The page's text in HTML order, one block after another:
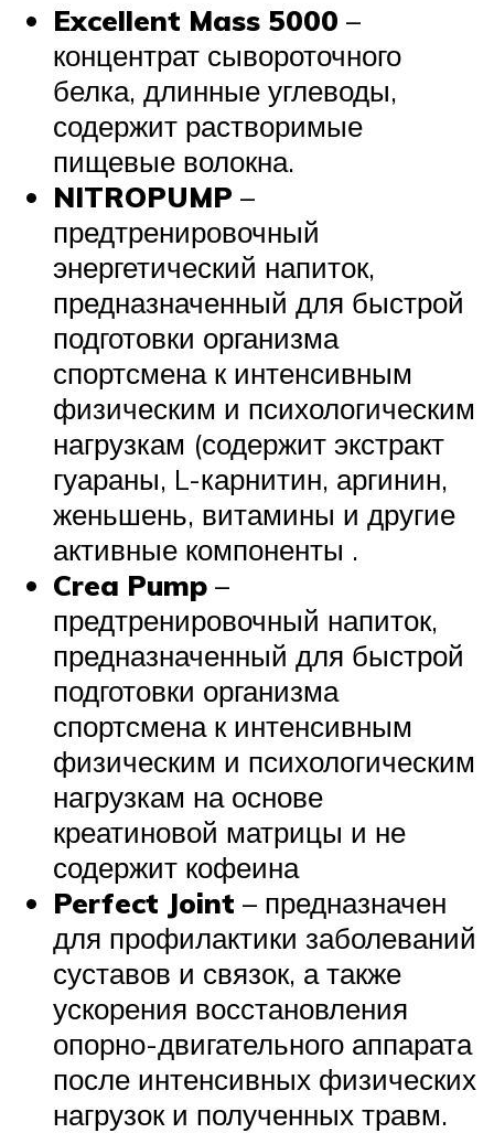
Excellent Mass 5000 –
концентрат сывороточного
белка, длинные углеводы,
содержит растворимые
пищевые волокна.
NITROPUMP –
предтренировочный
энергетический напиток,
предназначенный для быстрой
подготовки организма
спортсмена к интенсивным
физическим и психологическим
нагрузкам (содержит экстракт
гуараны, L-карнитин, аргинин,
женьшень, витамины и другие
активные компоненты .
Crea Pump –
предтренировочный напиток,
предназначенный для быстрой
подготовки организма
спортсмена к интенсивным
физическим и психологическим
нагрузкам на основе
креатиновой матрицы и не
содержит кофеина
Perfect Joint – предназначен
для профилактики заболеваний
суставов и связок, а также
ускорения восстановления
опорно-двигательного аппарата
после интенсивных физических
нагрузок и полученных травм.